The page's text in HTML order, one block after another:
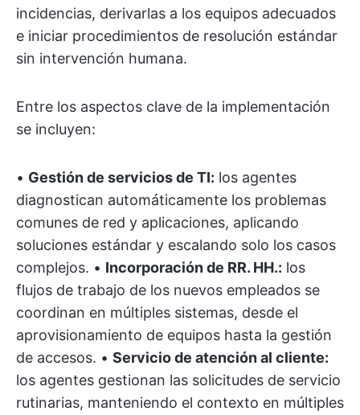
incidencias, derivarlas a los equipos adecuados
e iniciar procedimientos de resolución estándar
sin intervención humana.
Entre los aspectos clave de la implementación
se incluyen:
• Gestión de servicios de TI: los agentes
diagnostican automáticamente los problemas
comunes de red y aplicaciones, aplicando
soluciones estándar y escalando solo los casos
complejos. • Incorporación de RR. HH.: los
flujos de trabajo de los nuevos empleados se
coordinan en múltiples sistemas, desde el
aprovisionamiento de equipos hasta la gestión
de accesos. • Servicio de atención al cliente:
los agentes gestionan las solicitudes de servicio
rutinarias, manteniendo el contexto en múltiples